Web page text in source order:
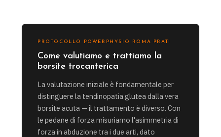
PROTOCOLLO POWERPHYSIO ROMA PRATI
Come valutiamo e trattiamo la
borsite trocanterica
La valutazione iniziale è fondamentale per
distinguere la tendinopatia glutea dalla vera
borsite acuta — il trattamento è diverso. Con
le pedane di forza misuriamo l'asimmetria di
forza in abduzione tra i due arti, dato